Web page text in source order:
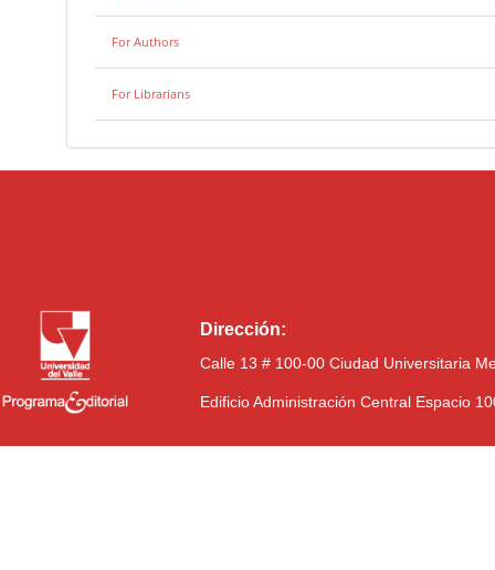
For Authors
For Librarians
Dirección:
Calle 13 # 100-00 Ciudad Universitaria
Edificio Administración Central Espacio